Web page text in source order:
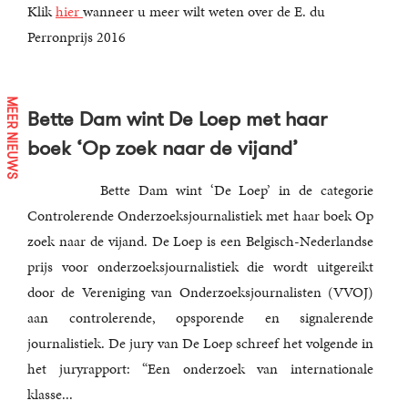
Klikhierwanneer u meer wilt weten over de E. du
Perronprijs 2016
MEER NIEUWS Bette Dam wint De Loep met haar
boek ‘Op zoek naar de vijand’
Bette Dam wint ‘De Loep’ in de categorie
Controlerende Onderzoeksjournalistiek met haar boek Op
zoek naar de vijand. De Loep is een Belgisch-Nederlandse
prijs voor onderzoeksjournalistiek die wordt uitgereikt
door de Vereniging van Onderzoeksjournalisten (VVOJ)
aan controlerende, opsporende en signalerende
journalistiek. De jury van De Loep schreef het volgende in
het juryrapport: “Een onderzoek van internationale
klasse...